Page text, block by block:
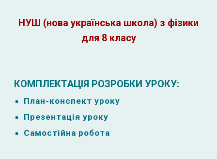
НУШ (нова українська школа) з фізики
для 8 класу
КОМПЛЕКТАЦІЯ РОЗРОБКИ УРОКУ:
План-конспект уроку
Презентація уроку
Самостійна робота